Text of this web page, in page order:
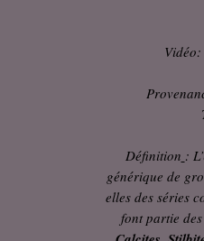
Vidéo:
Définition : L’
générique de
elles des séries
font partie des